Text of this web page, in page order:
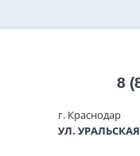
8
г. Краснодар
УЛ. УРАЛЬСКАЯ